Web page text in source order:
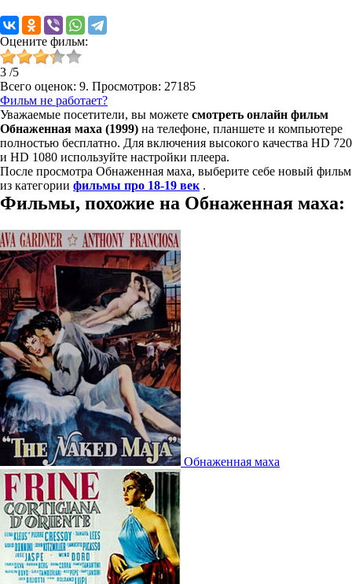
Оцените фильм:
3 /5
Всего оценок: 9. Просмотров: 27185
Фильм не работает?
Уважаемые посетители, вы можете смотреть онлайн фильм
Обнаженная маха (1999) на телефоне, планшете и компьютере
полностью бесплатно. Для включения высокого качества HD 720
и HD 1080 используйте настройки плеера.
После просмотра Обнаженная маха, выберите себе новый фильм
из категории фильмы про 18-19 век .
Фильмы, похожие на Обнаженная маха:
Обнаженная маха